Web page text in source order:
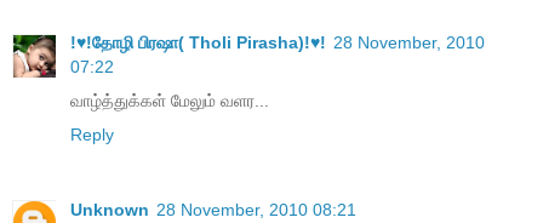
!♥!தோழி பிரஷா( Tholi Pirasha)!♥! 28 November, 2010
07:22
வாழ்த்துக்கள் மேலும் வளர...
Reply
Unknown 28 November, 2010 08:21